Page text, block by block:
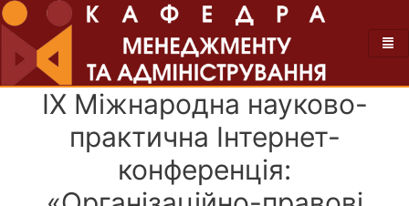
ІХ Міжнародна науково-
практична Інтернет-
конференція: